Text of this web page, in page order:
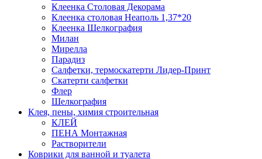
Клеенка Столовая Декорама
Клеенка столовая Неаполь 1,37*20
Клеенка Шелкография
Милан
Мирелла
Парадиз
Салфетки, термоскатерти Лидер-Принт
Скатерти салфетки
Флер
Шелкография
Клея, пены, химия строительная
КЛЕЙ
ПЕНА Монтажная
Растворители
Коврики для ванной и туалета